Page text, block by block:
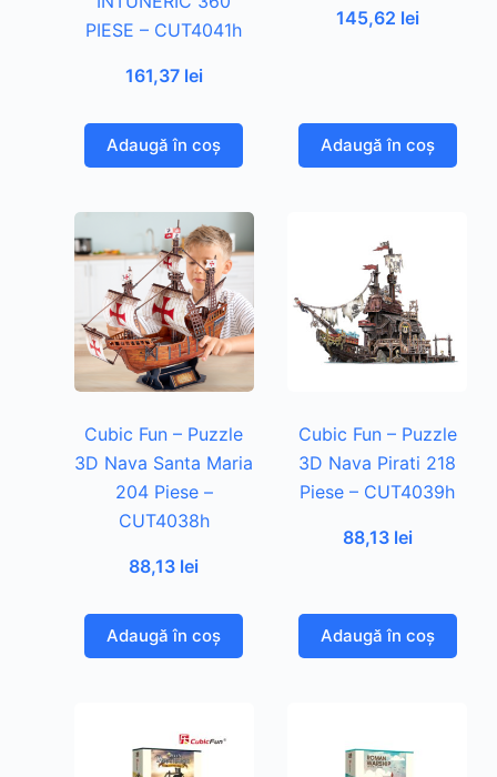
PIESE – CUT4041h
161,37 lei
Adaugă în coș
145,62 lei
Adaugă în coș
Cubic Fun – Puzzle
3D Nava Santa Maria
204 Piese –
CUT4038h
88,13 lei
Adaugă în coș
Cubic Fun – Puzzle
3D Nava Pirati 218
Piese – CUT4039h
88,13 lei
Adaugă în coș